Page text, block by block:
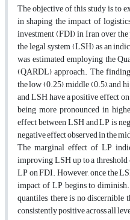
The objective of this study is to
in shaping the impact of
investment (FDI) in Iran over
the legal system (LSH) as an
was estimated employing the
(QARDL) approach. The
the low (0.25), middle (0.5), and
and LSH have a positive effect
being more pronounced in
effect between LSH and LP is
negative effect observed in the
The marginal effect of LP
improving LSH up to a
LP on FDI. However, once the
impact of LP begins to
quantiles, there is no discernible
consistently positive across all